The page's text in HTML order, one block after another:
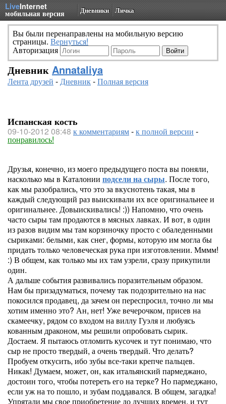
LiveInternet
мобильная версия Дневники Личка
Вы были перенаправлены на мобильную версию
страницы. Вернуться!
Авторизация
Дневник Annataliya
Лента друзей -Дневник-Полная версия
Испанская кость
09-10-2012 08:48 к комментариям-к полной версии -
понравилось!
Друзья, конечно, из моего предыдущего поста вы поняли,
насколько мы в Каталонии подсели на сыры. После того,
как мы разобрались, что это за вкуснотень такая, мы в
каждый следующий раз выискивали их все оригинальнее и
оригинальнее. Довыискивались! :)) Напомню, что очень
часто сыры там продаются в мясных лавках. И вот, в один
из разов видим мы там корзиночку просто с обаледенными
сыриками: белыми, как снег, формы, которую им могла бы
придать только человеческая рука при изготовлении. Мммм!
:) В общем, как только мы их там узрели, сразу прикупили
один.
А дальше события развивались поразительным образом.
Нам бы призадуматься, почему так подозрительно на нас
покосился продавец, да зачем он переспросил, точно ли мы
хотим именно это? Ан, нет! Уже вечерочком, присев на
скамеечку, рядом со входом на виллу Гуэля и любуясь
кованным драконом, мы решили опробовать сырик.
Достаем. Я пытаюсь отломить кусочек и тут понимаю, что
сыр не просто твердый, а очень твердый. Что делать?
Пробуем откусить, ибо зубы все-таки крепче пальцев.
Никак! Думаем, может, он, как итальянский пармеджано,
достоин того, чтобы потереть его на терке? Но пармеджано,
если уж на то пошло, и зубам поддавался. В общем, загадка!
Упрятали мы свое приобретение до лучших времен, и тут